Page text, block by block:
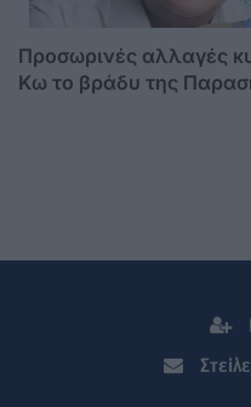
Προσωρινές αλλαγές
Κω το βράδυ της